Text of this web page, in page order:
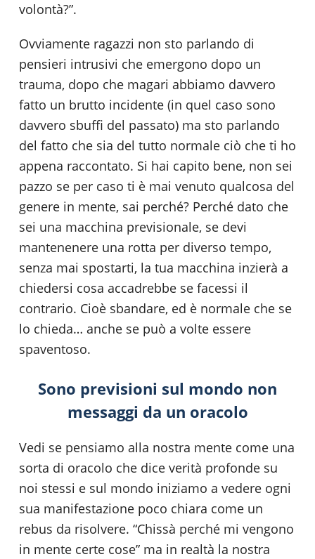
volontà?”.
Ovviamente ragazzi non sto parlando di
pensieri intrusivi che emergono dopo un
trauma, dopo che magari abbiamo davvero
fatto un brutto incidente (in quel caso sono
davvero sbuffi del passato) ma sto parlando
del fatto che sia del tutto normale ciò che ti ho
appena raccontato. Si hai capito bene, non sei
pazzo se per caso ti è mai venuto qualcosa del
genere in mente, sai perché? Perché dato che
sei una macchina previsionale, se devi
mantenenere una rotta per diverso tempo,
senza mai spostarti, la tua macchina inzierà a
chiedersi cosa accadrebbe se facessi il
contrario. Cioè sbandare, ed è normale che se
lo chieda… anche se può a volte essere
spaventoso.
Sono previsioni sul mondo non
messaggi da un oracolo
Vedi se pensiamo alla nostra mente come una
sorta di oracolo che dice verità profonde su
noi stessi e sul mondo iniziamo a vedere ogni
sua manifestazione poco chiara come un
rebus da risolvere. “Chissà perché mi vengono
in mente certe cose” ma in realtà la nostra